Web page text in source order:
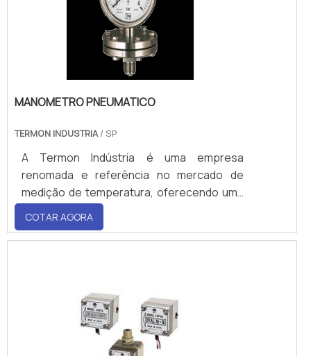
MANOMETRO PNEUMATICO
TERMON INDUSTRIA/ SP
A Termon Indústria é uma empresa
renomada e referência no mercado de
medição de temperatura, oferecendo uma
ampla gama de produtos de alta qualida
COTAR AGORA